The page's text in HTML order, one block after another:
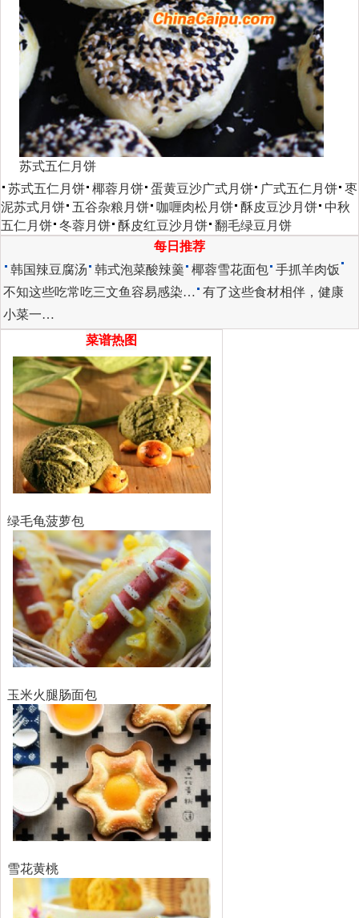
苏式五仁月饼
苏式五仁月饼 椰蓉月饼 蛋黄豆沙广式月饼 广式五仁月饼 枣
泥苏式月饼 五谷杂粮月饼 咖喱肉松月饼 酥皮豆沙月饼 中秋
五仁月饼 冬蓉月饼 酥皮红豆沙月饼 翻毛绿豆月饼
每日推荐
韩国辣豆腐汤 韩式泡菜酸辣羹 椰蓉雪花面包 手抓羊肉饭
不知这些吃常吃三文鱼容易感染… 有了这些食材相伴，健康
小菜一…
菜谱热图
绿毛龟菠萝包
玉米火腿肠面包
雪花黄桃